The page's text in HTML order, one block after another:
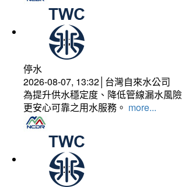
停水
2026-08-07, 13:32│台灣自來水公司
為提升供水穩定度、降低管線漏水風
更安心可靠之用水服務。 more...